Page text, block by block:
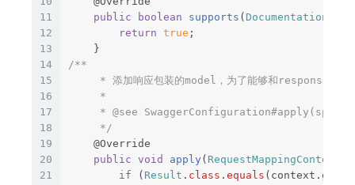
11
12
13
14
15
16
17
18
19
20
21
public
boolean supports ( DocumentationType
return true ;
}
/**
* 添加响应包装的model，为了能够和
     *
* @see
     */
@Override
public void apply ( RequestMappingContext
if
( Result . class . equals ( context .